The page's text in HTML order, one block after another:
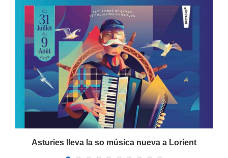
Asturies lleva la so música nueva a Lorient